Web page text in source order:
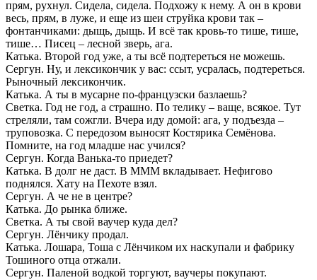
прям, рухнул. Сидела, сидела. Подхожу к нему. А он в крови
весь, прям, в луже, и еще из шеи струйка крови так –
фонтанчиками: дыщь, дыщь. И всё так кровь-то тише, тише,
тише… Писец – лесной зверь, ага.
Катька. Второй год уже, а ты всё подтереться не можешь.
Сергун. Ну, и лексикончик у вас: ссыт, усралась, подтереться.
Рыночный лексикончик.
Катька. А ты в мусарне по-французски базлаешь?
Светка. Год не год, а страшно. По телику – ваще, всякое. Тут
стреляли, там сожгли. Вчера иду домой: ага, у подъезда –
труповозка. С передозом выносят Костярика Семёнова.
Помните, на год младше нас учился?
Сергун. Когда Ванька-то приедет?
Катька. В долг не даст. В МММ вкладывает. Нефигово
поднялся. Хату на Пехоте взял.
Сергун. А че не в центре?
Катька. До рынка ближе.
Светка. А ты свой ваучер куда дел?
Сергун. Лёнчику продал.
Катька. Лошара, Тоша с Лёнчиком их наскупали и фабрику
Тошиного отца отжали.
Сергун. Паленой водкой торгуют, ваучеры покупают.